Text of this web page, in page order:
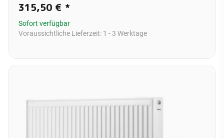
315,50 € *
Sofort verfügbar
Voraussichtliche Lieferzeit: 1 - 3 Werktage